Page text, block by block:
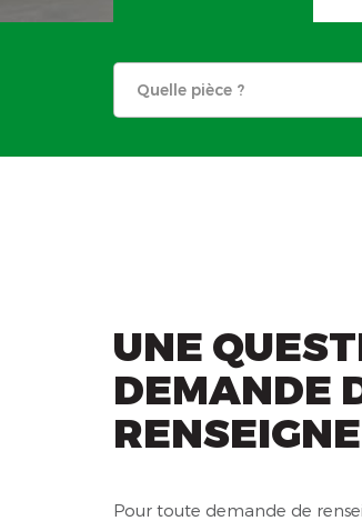
UNE
DEMANDE
Pour toute demande de